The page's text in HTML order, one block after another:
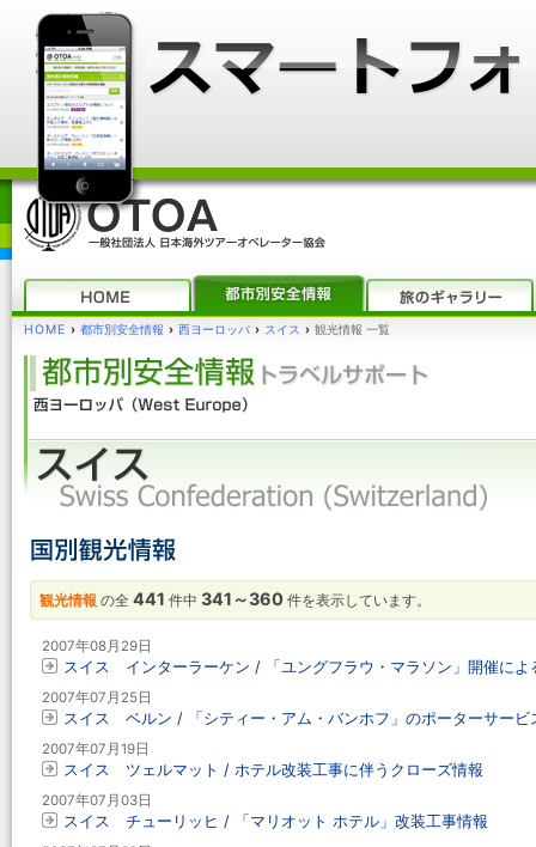
HOME › 都市別安全情報 › 西ヨーロッパ › スイス › 観光情報 一覧
観光情報 の全 441 件中 341～360 件を表示しています。
2007年08月29日
スイス インターラーケン / 「ユングフラウ・マラソン」開催によ
2007年07月25日
スイス ベルン / 「シティー・アム・バンホフ」のポーターサービ
2007年07月19日
スイス ツェルマット / ホテル改装工事に伴うクローズ情報
2007年07月03日
スイス チューリッヒ / 「マリオット ホテル」改装工事情報